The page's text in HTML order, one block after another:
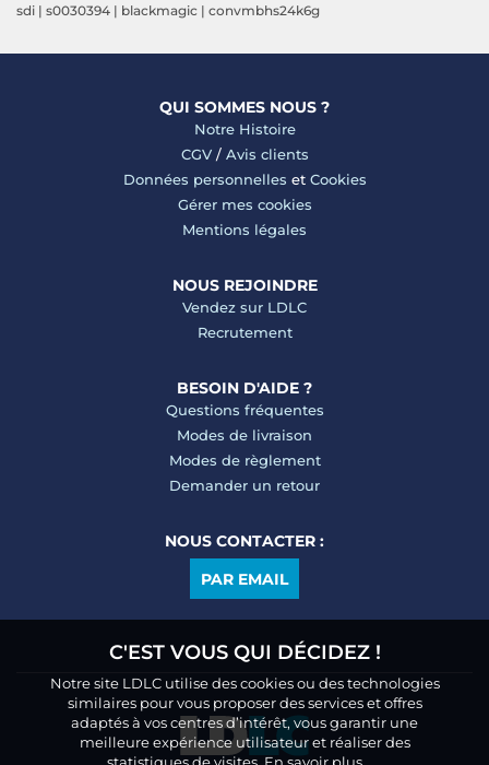
sdi | s0030394 | blackmagic | convmbhs24k6g
QUI SOMMES NOUS ?
Notre Histoire
CGV/ Avis clients
Données personnelles et Cookies
Gérer mes cookies
Mentions légales
NOUS REJOINDRE
Vendez sur LDLC
Recrutement
BESOIN D'AIDE ?
Questions fréquentes
Modes de livraison
Modes de règlement
Demander un retour
NOUS CONTACTER :
PAR EMAIL
C'EST VOUS QUI DÉCIDEZ !
Notre site LDLC utilise des cookies ou des technologies
similaires pour vous proposer des services et offres
adaptés à vos centres d’intérêt, vous garantir une
meilleure expérience utilisateur et réaliser des